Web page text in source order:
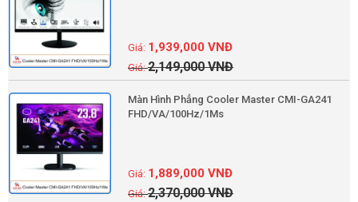
2,149,000VNĐ
1,939,000VNĐ
Màn Hình Phẳng Cooler Master CMI-GA241
FHD/VA/100Hz/1Ms
2,370,000VNĐ
1,889,000VNĐ